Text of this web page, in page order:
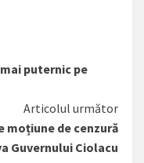
puternic pe
Articolul următor
moțiune de cenzură
Guvernului Ciolacu